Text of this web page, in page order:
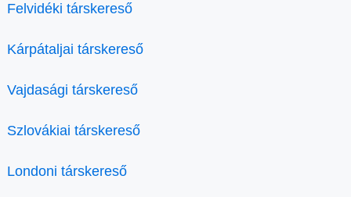
Felvidéki társkereső
Kárpátaljai társkereső
Vajdasági társkereső
Szlovákiai társkereső
Londoni társkereső